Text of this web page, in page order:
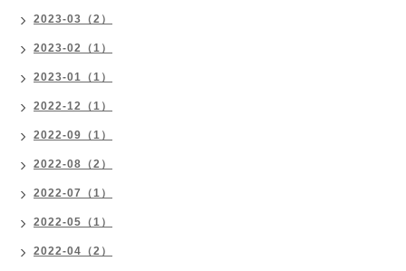
2023-03（2）
2023-02（1）
2023-01（1）
2022-12（1）
2022-09（1）
2022-08（2）
2022-07（1）
2022-05（1）
2022-04（2）